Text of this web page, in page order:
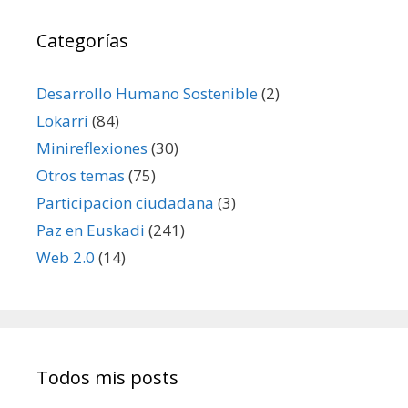
Categorías
Desarrollo Humano Sostenible(2)
Lokarri (84)
Minireflexiones (30)
Otros temas (75)
Participacion ciudadana (3)
Paz en Euskadi (241)
Web 2.0 (14)
Todos mis posts